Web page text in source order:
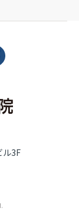
ル3F